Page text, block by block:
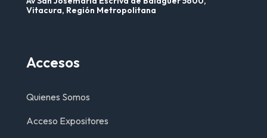
Vitacura, Región Metropolitana
Accesos
Quienes Somos
Acceso Expositores